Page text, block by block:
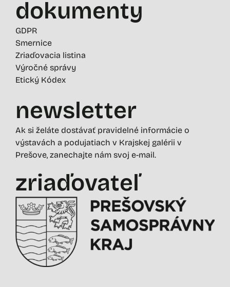
dokumenty
GDPR
Smernice
Zriaďovacia listina
Výročné správy
Etický Kódex
newsletter
Ak si želáte dostávať pravidelné informácie o
výstavách a podujatiach v Krajskej galérii v
Prešove, zanechajte nám svoj e-mail.
zriaďovateľ